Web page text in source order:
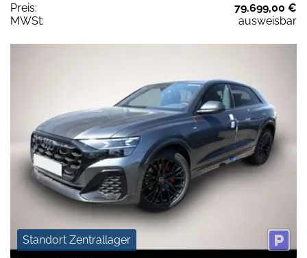
Preis:
79.699,00 €
MWSt:
ausweisbar
Standort Zentrallager